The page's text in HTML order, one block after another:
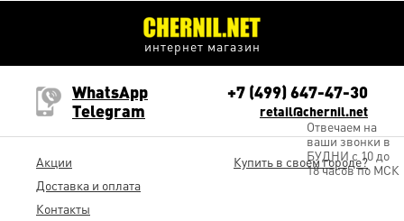
интернет магазин
Акции
Доставка и оплата
Контакты
WhatsApp
Telegram
retail@chernil.net
+7 (499) 647-47-30
Отвечаем на
ваши звонки в
БУДНИ с 10 до
18 часов по МСК
Купить в своем городе?